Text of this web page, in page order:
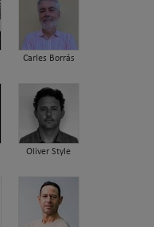
Carles Borrás
Oliver Style